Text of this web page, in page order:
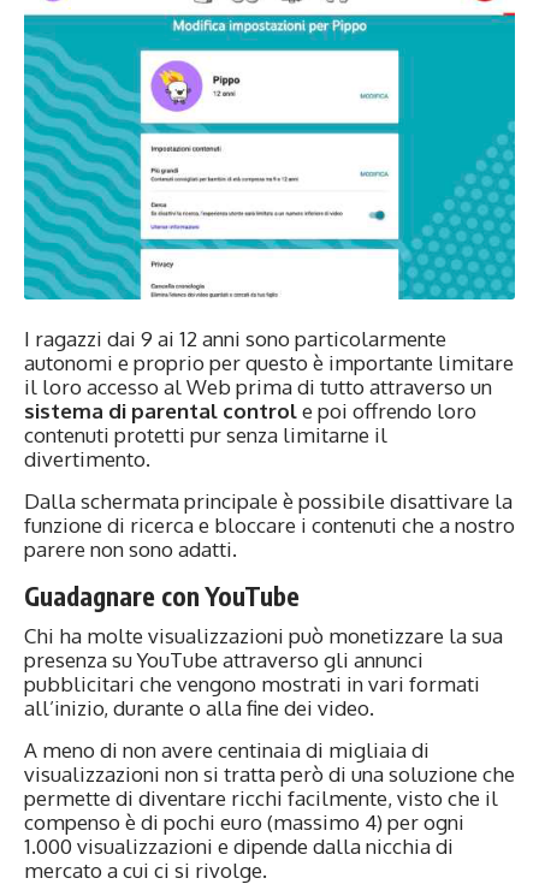
I ragazzi dai 9 ai 12 anni sono particolarmente
autonomi e proprio per questo è importante limitare
il loro accesso al Web prima di tutto attraverso un
sistema di parental controle poi offrendo loro
contenuti protetti pur senza limitarne il
divertimento.
Dalla schermata principale è possibile disattivare la
funzione di ricerca e bloccare i contenuti che a nostro
parere non sono adatti.
Guadagnare con YouTube
Chi ha molte visualizzazioni può monetizzare la sua
presenza su YouTube attraverso gli annunci
pubblicitari che vengono mostrati in vari formati
all’inizio, durante o alla fine dei video.
A meno di non avere centinaia di migliaia di
visualizzazioni non si tratta però di una soluzione che
permette di diventare ricchi facilmente, visto che il
compenso è di pochi euro (massimo 4) per ogni
1.000 visualizzazioni e dipende dalla nicchia di
mercato a cui ci si rivolge.